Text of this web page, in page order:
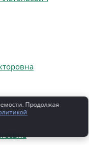
Продолжая